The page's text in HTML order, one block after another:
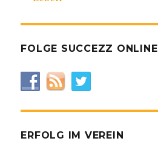
FOLGE SUCCEZZ ONLINE
ERFOLG IM VEREIN